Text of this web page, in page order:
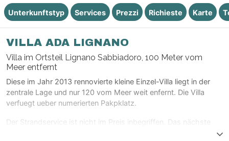
VILLA ADA LIGNANO
Villa im Ortsteil Lignano Sabbiadoro, 100 Meter vom
Meer entfernt
Diese im Jahr 2013 rennovierte kleine Einzel-Villa liegt in der
zentrale Lage und nur 120 vom Meer weit enfernt. Die Villa
verfuegt ueber numerierten Pakpklatz.
Der Strandservice ist nicht im Preis inbegriffen. Das nächste
Unterkunftstyp Services Prezzi Richieste Karte